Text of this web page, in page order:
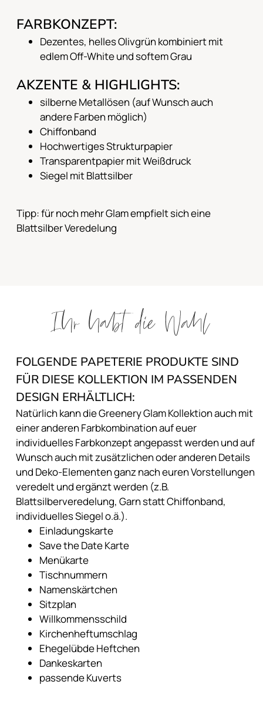
FARBKONZEPT:
Dezentes, helles Olivgrün kombiniert mit
edlem Off-White und softem Grau
AKZENTE & HIGHLIGHTS:
silberne Metallösen (auf Wunsch auch
andere Farben möglich)
Chiffonband
Hochwertiges Strukturpapier
Transparentpapier mit Weißdruck
Siegel mit Blattsilber
Tipp: für noch mehr Glam empfielt sich eine
Blattsilber Veredelung
Ihr habt die Wahl
FOLGENDE PAPETERIE PRODUKTE SIND
FÜR DIESE KOLLEKTION IM PASSENDEN
DESIGN ERHÄLTLICH:
Natürlich kann die Greenery Glam Kollektion auch mit
einer anderen Farbkombination auf euer
individuelles Farbkonzept angepasst werden und auf
Wunsch auch mit zusätzlichen oder anderen Details
und Deko-Elementen ganz nach euren Vorstellungen
veredelt und ergänzt werden (z.B.
Blattsilberveredelung, Garn statt Chiffonband,
individuelles Siegel o.ä.).
Einladungskarte
Save the Date Karte
Menükarte
Tischnummern
Namenskärtchen
Sitzplan
Willkommensschild
Kirchenheftumschlag
Ehegelübde Heftchen
Dankeskarten
passende Kuverts